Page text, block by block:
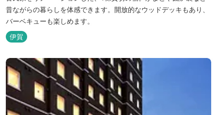
昔ながらの暮らしを体感できます。開放的なウッドデッキもあり、
バーベキューも楽しめます。
伊賀